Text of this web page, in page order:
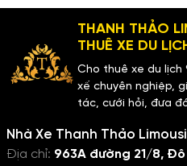
THANH THẢO
THUÊ XE DU
Cho thuê xe du lịch
xế chuyên nghiệp,
tác, cưới hỏi, đưa
Nhà Xe Thanh Thảo
Địa chỉ: 963A đường 21/8, Đô